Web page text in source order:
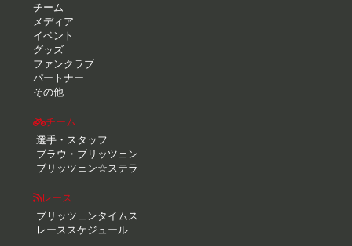
チーム
メディア
イベント
グッズ
ファンクラブ
パートナー
その他
チーム
選手・スタッフ
ブラウ・ブリッツェン
ブリッツェン☆ステラ
レース
ブリッツェンタイムス
レーススケジュール